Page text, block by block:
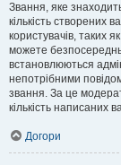
Звання, яке
кількість створених
користувачів, таких
можете
встановлюються
непотрібними
звання. За це
кількість написаних
Догори